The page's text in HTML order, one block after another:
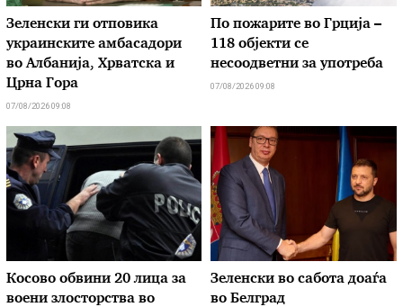
Зеленски ги отповика
украинските амбасадори
во Албанија, Хрватска и
Црна Гора
07/08/2026 09:08
По пожарите во Грција –
118 објекти се
несоодветни за употреба
07/08/2026 09:08
Косово обвини 20 лица за
воени злосторства во
Зеленски во сабота доаѓа
во Белград